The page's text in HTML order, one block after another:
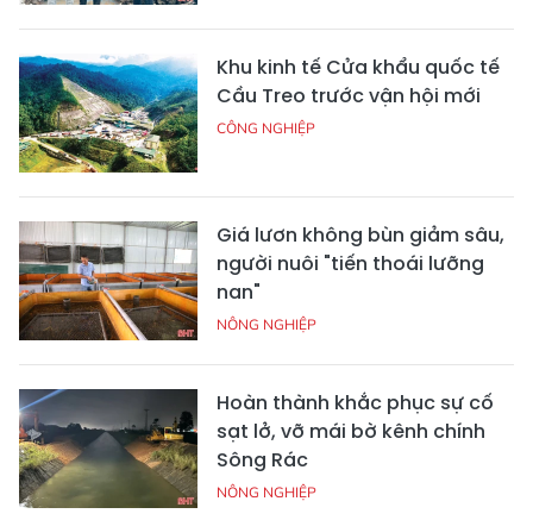
Khu kinh tế Cửa khẩu quốc tế
Cầu Treo trước vận hội mới
CÔNG NGHIỆP
Giá lươn không bùn giảm sâu,
người nuôi "tiến thoái lưỡng
nan"
NÔNG NGHIỆP
Hoàn thành khắc phục sự cố
sạt lở, vỡ mái bờ kênh chính
Sông Rác
NÔNG NGHIỆP